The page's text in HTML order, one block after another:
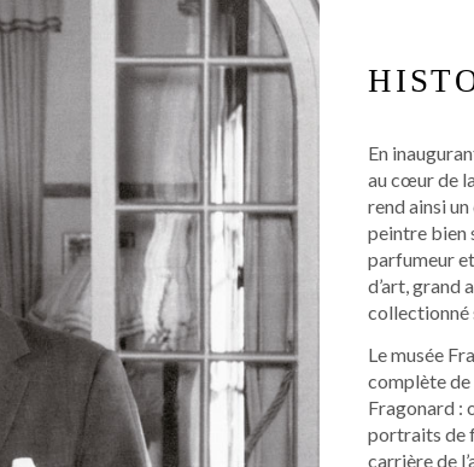
En
au cœur de
rend ainsi
peintre bien
parfumeur
d’art, grand
collectionné
Le musée
complète
Fragonard :
portraits de
carrière de